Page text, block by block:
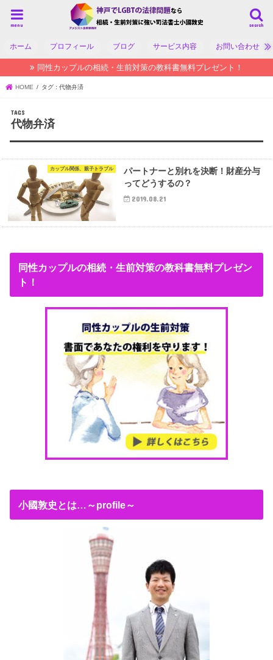
search
menu
ホーム プロフィール ブログ サービス内容 お問い合わせ
同性カップルの相続・生前対策の教科書無料プレゼント！
HOME タグ : 代物弁済
代物弁済
カップル関係、親子トラブル
パートナーと別れを決断！財産分与
ってどうするの？
2019.08.21
同性カップルの相続・生前対策の教科書無料プレゼン
ト！
小國敦史とは…～profile～